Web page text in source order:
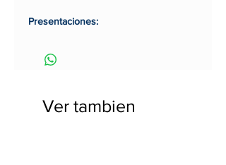
Presentaciones:
Ver tambien